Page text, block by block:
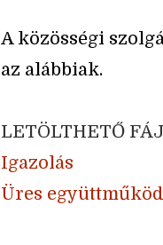
A közösségi
az alábbiak.
LETÖLTHETŐ
Igazolás
Üres